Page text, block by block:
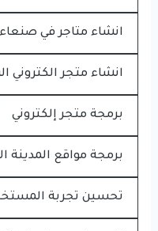
انشاء متاجر في صنعاء
انشاء متجر الكتروني
برمجة متجر إلكتروني
برمجة مواقع المدينة
تحسين تجربة